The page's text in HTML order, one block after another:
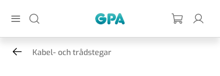
Kabel- och trådstegar